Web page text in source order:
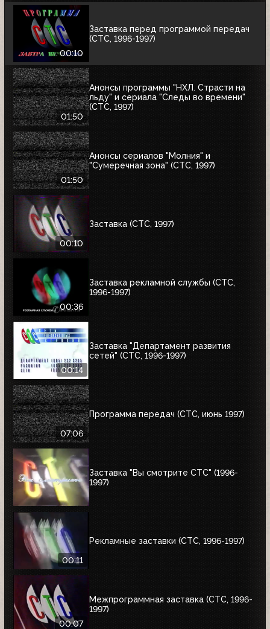
00:10
Заставка перед программой передач
(СТС, 1996-1997)
01:50
Анонсы программы "НХЛ. Страсти на
льду" и сериала "Следы во времени"
(СТС, 1997)
01:50
Анонсы сериалов "Молния" и
"Сумеречная зона" (СТС, 1997)
00:10
Заставка (СТС, 1997)
00:36
Заставка рекламной службы (СТС,
1996-1997)
00:14
Заставка "Департамент развития
сетей" (СТС, 1996-1997)
07:06
Программа передач (СТС, июнь 1997)
Заставка "Вы смотрите СТС" (1996-
1997)
00:11
Рекламные заставки (СТС, 1996-1997)
00:07
Межпрограммная заставка (СТС, 1996-
1997)